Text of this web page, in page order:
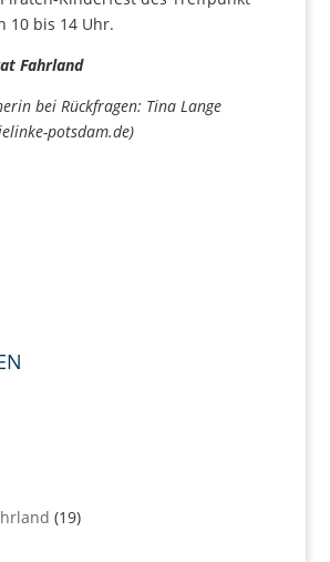
10 bis 14 Uhr.
Fahrland
bei Rückfragen: Tina Lange
potsdam.de)
(19)